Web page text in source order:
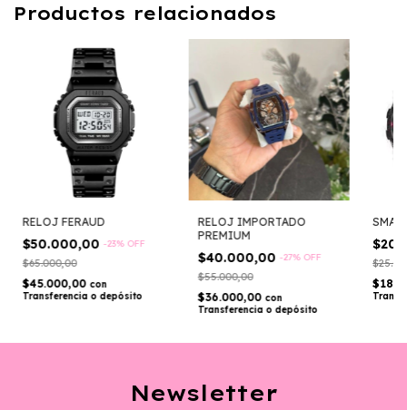
Productos relacionados
RELOJ FERAUD
$50.000,00 -23% OFF
$65.000,00
$45.000,00 con
Transferencia o depósito
RELOJ IMPORTADO
PREMIUM
$40.000,00 -27% OFF
$55.000,00
$36.000,00 con
Transferencia o depósito
Newsletter